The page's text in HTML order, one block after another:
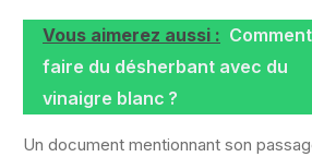
Vous aimerez aussi : Comment
faire du désherbant avec du
vinaigre blanc ?
Un document mentionnant son